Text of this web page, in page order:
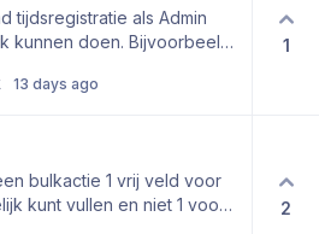
tijdsregistratie als Admin
kunnen doen. Bijvoorbeeld
Nu kan ik hem
13 days ago
1
bulkactie 1 vrij veld voor
kunt vullen en niet 1 voor 1
2